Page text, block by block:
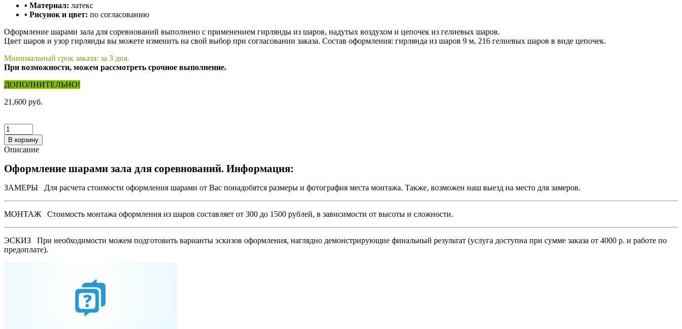
▪ Материал: латекс
▪ Рисунок и цвет: по согласованию
Оформление шарами зала для соревнований выполнено с применением гирлянды из шаров, надутых воздухом и цепочек из гелиевых шаров.
Цвет шаров и узор гирлянды вы можете изменить на свой выбор при согласовании заказа. Состав оформления: гирлянда из шаров 9 м, 216 гелиевых шаров в виде цепочек.
Минимальный срок заказа: за 3 дня.
При возможности, можем рассмотреть срочное выполнение.
ДОПОЛНИТЕЛЬНО!
21,600 руб.
В корзину
Описание
Оформление шарами зала для соревнований. Информация:
ЗАМЕРЫ Для расчета стоимости оформления шарами от Вас понадобятся размеры и фотография места монтажа. Также, возможен наш выезд на место для замеров.
МОНТАЖ Стоимость монтажа оформления из шаров составляет от 300 до 1500 рублей, в зависимости от высоты и сложности.
ЭСКИЗ При необходимости можем подготовить варианты эскизов оформления, наглядно демонстрирующие финальный результат (услуга доступна при сумме заказа от 4000 р. и работе по
предоплате).